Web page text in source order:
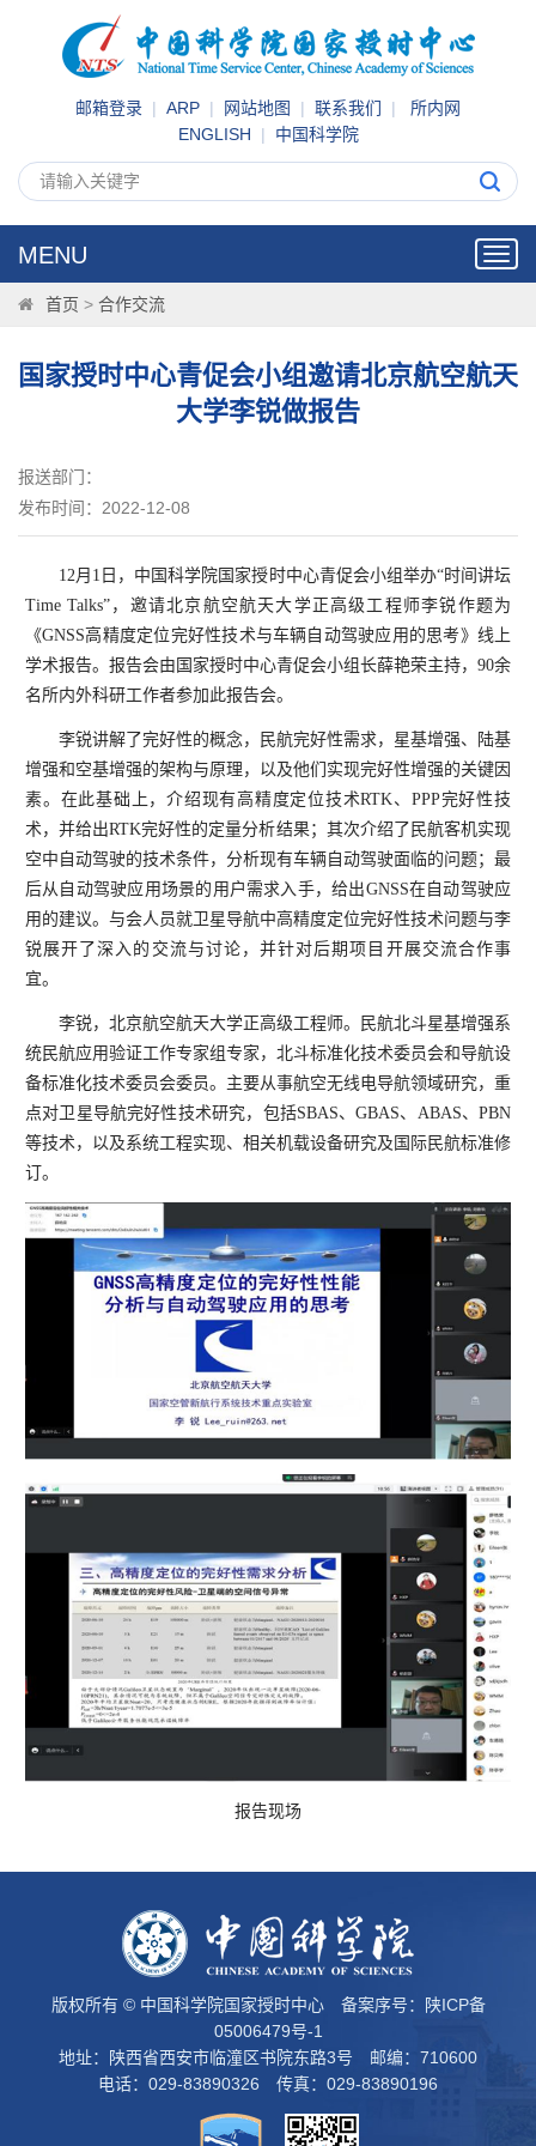
邮箱登录 | ARP | 网站地图 | 联系我们 | 所内网
ENGLISH | 中国科学院
MENU
首页 > 合作交流
国家授时中心青促会小组邀请北京航空航天
大学李锐做报告
报送部门：
发布时间：2022-12-08
12月1日，中国科学院国家授时中心青促会小组举办“时间讲坛
Time Talks”，邀请北京航空航天大学正高级工程师李锐作题为
《GNSS高精度定位完好性技术与车辆自动驾驶应用的思考》线上
学术报告。报告会由国家授时中心青促会小组长薛艳荣主持，90余
名所内外科研工作者参加此报告会。
李锐讲解了完好性的概念，民航完好性需求，星基增强、陆基
增强和空基增强的架构与原理，以及他们实现完好性增强的关键因
素。在此基础上，介绍现有高精度定位技术RTK、PPP完好性技
术，并给出RTK完好性的定量分析结果；其次介绍了民航客机实现
空中自动驾驶的技术条件，分析现有车辆自动驾驶面临的问题；最
后从自动驾驶应用场景的用户需求入手，给出GNSS在自动驾驶应
用的建议。与会人员就卫星导航中高精度定位完好性技术问题与李
锐展开了深入的交流与讨论，并针对后期项目开展交流合作事
宜。
李锐，北京航空航天大学正高级工程师。民航北斗星基增强系
统民航应用验证工作专家组专家，北斗标准化技术委员会和导航设
备标准化技术委员会委员。主要从事航空无线电导航领域研究，重
点对卫星导航完好性技术研究，包括SBAS、GBAS、ABAS、PBN
等技术，以及系统工程实现、相关机载设备研究及国际民航标准修
订。
报告现场
版权所有 © 中国科学院国家授时中心 备案序号：
陕ICP备
05006479号-1
地址：陕西省西安市临潼区书院东路3号 邮编：710600
电话：029-83890326 传真：029-83890196